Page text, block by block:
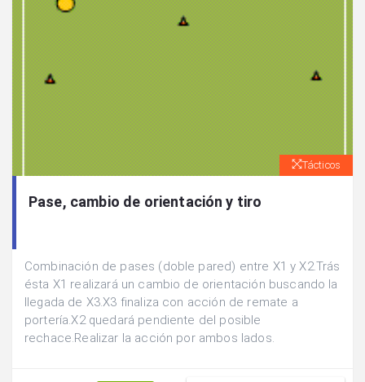
Tácticos
Pase, cambio de orientación y tiro
Combinación de pases (doble pared) entre X1 y X2.Trás
ésta X1 realizará un cambio de orientación buscando la
llegada de X3.X3 finaliza con acción de remate a
portería.X2 quedará pendiente del posible
rechace.Realizar la acción por ambos lados.